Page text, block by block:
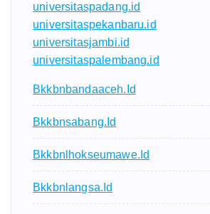
universitaspadang.id
universitaspekanbaru.id
universitasjambi.id
universitaspalembang.id
Bkkbnbandaaceh.id
Bkkbnsabang.id
Bkkbnlhokseumawe.id
Bkkbnlangsa.id